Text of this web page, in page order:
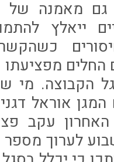
גם מאמנה של
ייאלץ
החלים מפציעתו
הקבוצה. מי
אוראל
האחרון עקב
לערוך מספר